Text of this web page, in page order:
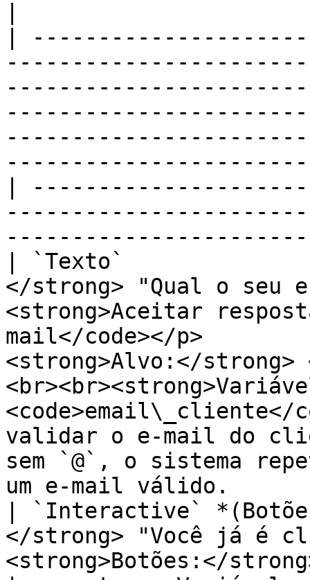
|
|
| `Texto`
</strong> "Qual o seu
<strong>Aceitar
mail</code></p>
<strong>Alvo:</strong>
<code>email\_cliente</
validar o e-mail do
sem `@`, o sistema
um e-mail válido.
| `Interactive`
</strong> "Você já é
<strong>Botões:</